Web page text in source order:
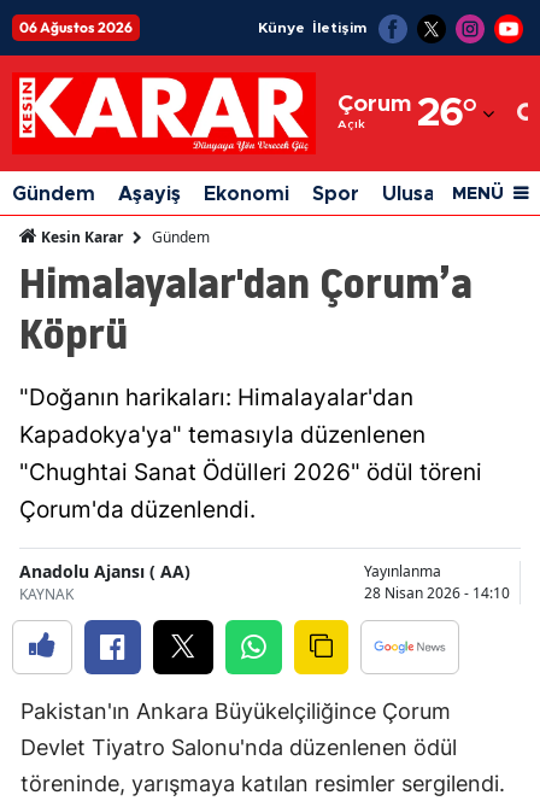
06 Ağustos 2026 Künye İletişim
Çorum
Açık 26°
Adıyaman
Afyonkarahisar
Ağrı
Amasya
Aydın
Bilecik
Bingöl
Bitlis
Bolu
Burdur
Gündem Aşayiş Ekonomi Spor Ulusal Siyaset
MENÜ
Kesin Karar Gündem
Himalayalar'dan Çorum’a
Köprü
"Doğanın harikaları: Himalayalar'dan
Kapadokya'ya" temasıyla düzenlenen
"Chughtai Sanat Ödülleri 2026" ödül töreni
Çorum'da düzenlendi.
Anadolu Ajansı ( AA)
KAYNAK
Yayınlanma
28 Nisan 2026 - 14:10
Pakistan'ın Ankara Büyükelçiliğince Çorum
Devlet Tiyatro Salonu'nda düzenlenen ödül
töreninde, yarışmaya katılan resimler sergilendi.